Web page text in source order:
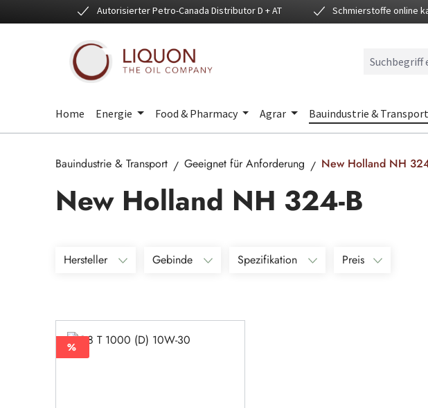
Hauptinhalt springen
Zur Suche springen
Zur Hauptnavigation springenAutorisierter Petro-Canada Distributor D + AT Schmierstoffe online
Home Energie Food & Pharmacy Agrar Bauindustrie & Transport
Bauindustrie & Transport Geeignet für Anforderung New Holland NH
New Holland NH 324-B
Hersteller Gebinde Spezifikation Preis
%
%